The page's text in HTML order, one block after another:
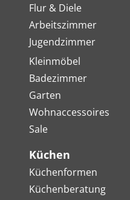
Flur & Diele
Arbeitszimmer
Jugendzimmer
Kleinmöbel
Badezimmer
Garten
Wohnaccessoires
Sale
Küchen
Küchenformen
Küchenberatung